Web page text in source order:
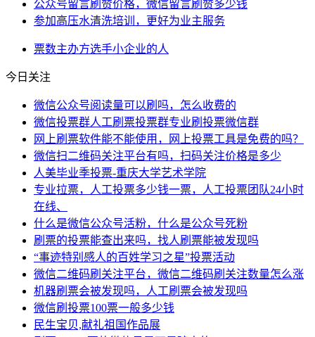
公众号留言刷赞价格，微信留言刷赞多少钱
参加高压水清洗培训，更好为业主服务
票数主办方选手小企业的人
今日关注
微信公众号阅读量可以刷吗，怎么收费的
微信投票群人工刷票投票群专业刷投票微信群
网上刷票软件能不能使用，网上投票工具是免费的吗？
微信扫二维码关注平台有吗，扫码关注价格是多少
人美毕业季投票-重庆大学艺术学院
专业拉票，人工投票多少钱一票，人工投票团队24小时
在线、
什么是微信公众号活粉，什么是公众号死粉
刷票的投票能查出来吗，找人刷票能被发现吗
“事迹特别感人的百姓学习之星”投票活动
微信二维码刷关注平台，微信二维码刷关注数量怎么涨
机器刷票会被发现吗，人工刷票会被发现吗
微信刷投票100票一般多少钱
民生宝贝,献礼祖国作品展